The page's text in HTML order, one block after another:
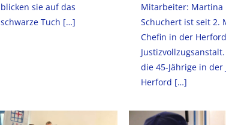
blicken sie auf das
schwarze Tuch […]
Mitarbeiter: Martina
Schuchert ist seit 2.
Chefin in der
die 45-Jährige in der
Herford […]